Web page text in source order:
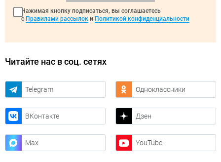
Нажимая кнопку подписаться, вы соглашаетесь
с Правилами рассылок и Политикой конфиденциальности
Читайте нас в соц. сетях
Telegram Одноклассники
ВКонтакте Дзен
Max YouTube